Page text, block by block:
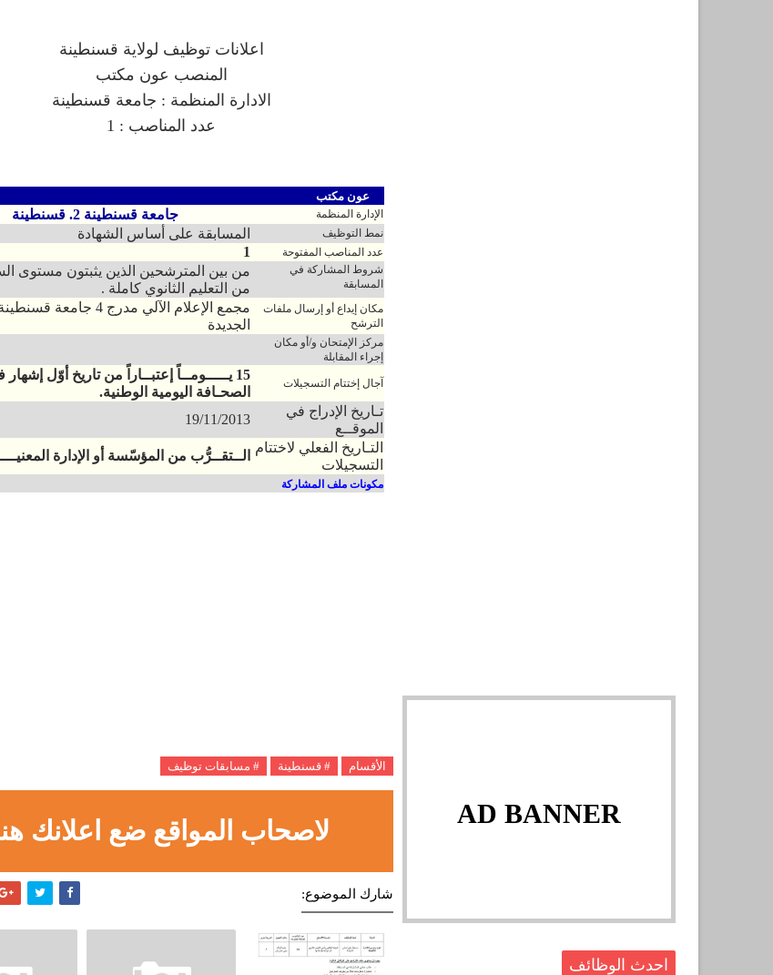
AD BANNER
احدث الوظائف
اعلانات توظيف لولاية قسنطينة
المنصب عون مكتب
الادارة المنظمة : جامعة قسنطينة
عدد المناصب : 1
عون مكتب
الإدارة المنظمة
جامعة قسنطينة 2. قسنطينة
نمط التوظيف المسابقة على أساس الشهادة
عدد المناصب المفتوحة 1
شروط المشاركة في
المسابقة
من بين المترشحين الذين يثبتون مستوى
من التعليم الثانوي كاملة .
مكان إيداع أو إرسال ملفات
الترشح
الجديدة
مركز الإمتحان و/أو مكان
إجراء المقابلة
آجال إختتام التسجيلات
15 يـــــومــاً إعتبــاراً من تاريخ أوّل
الصحـافة اليومية الوطنية.
تـاريخ الإدراج في
الموقــع
19/11/2013
التـاريخ الفعلي لاختتام
التسجيلات
الــتقــرُّب من المؤسّسة أو الإدارة
مكونات ملف المشاركة
الأقسام # قسنطينة # مسابقات توظيف
لاصحاب المواقع ضع اعلانك
شارك الموضوع: